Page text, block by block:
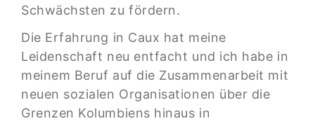
Schwächsten zu fördern.
Die Erfahrung in Caux hat meine
Leidenschaft neu entfacht und ich habe in
meinem Beruf auf die Zusammenarbeit mit
neuen sozialen Organisationen über die
Grenzen Kolumbiens hinaus in